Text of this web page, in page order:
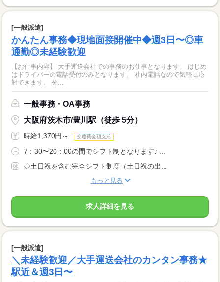
[一般派遣]
かんたん事務◆現地面接開催中◆週3日〜◎車
通勤◎未経験歓迎
【お仕事内容】 大手運送会社での事務のお仕事となります。 はじめ
はドライバーの電話受付のみとなります。 社内電話なので気軽に応
対できます。 分...
一般事務・OA事務
大阪府茨木市/豊川駅（徒歩 5分）
時給1,370円～ 交通費全額支給
7：30〜20：00の間でシフト制となります♪ ...
◇土日祝を含む完全シフト制度（土日祝の出...
もっと見る
求人詳細を見る
[一般派遣]
＼未経験歓迎／大手運送会社のカンタン事務★
駅近＆週3日〜